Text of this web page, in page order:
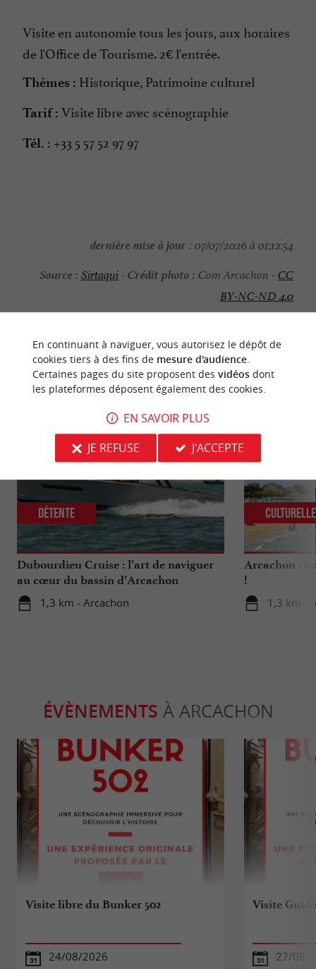
Visite en autonomie tous les jours, aux horaires
de l'Office de Tourisme. 2€ l'entrée.
Thèmes : Historique, Patrimoine culturel
Tarif : Visite libre avec scénographie
Tél. : +33 5 57 52 97 97
dernière mise à jour : 07/07/2026 à 01:12:54
Source : Sirtaqui-Crédit photo : Com Arcachon -CC
BY-NC-ND 4.0
NOUS AVONS TESTÉPOUR VOUS
Dubourdieu Cruise : l’art de naviguer
au cœur du bassin d’Arcachon
1,3 km - Arcachon
Détente
Arcachon :
!
1,3 km -
Culturelle
ÉVÈNEMENTS À ARCACHON
Visite libre du Bunker 502
24/08/2026
Visite
27/08/
En continuant à naviguer, vous autorisez le dépôt de
cookies tiers à des fins de mesure d'audience.
Certaines pages du site proposent des vidéosdont
les plateformes déposent également des cookies.
EN SAVOIR PLUS
JE REFUSE
J'ACCEPTE